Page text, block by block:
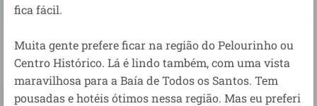
fica fácil.
Muita gente prefere ficar na região do Pelourinho ou
Centro Histórico. Lá é lindo também, com uma vista
maravilhosa para a Baía de Todos os Santos. Tem
pousadas e hotéis ótimos nessa região. Mas eu preferi